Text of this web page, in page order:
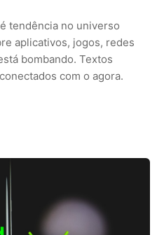
tendência no universo
aplicativos, jogos, redes
bombando. Textos
com o agora.